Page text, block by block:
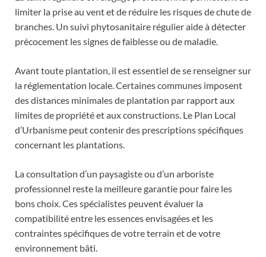
limiter la prise au vent et de réduire les risques de chute de
branches. Un suivi phytosanitaire régulier aide à détecter
précocement les signes de faiblesse ou de maladie.
Avant toute plantation, il est essentiel de se renseigner sur
la réglementation locale. Certaines communes imposent
des distances minimales de plantation par rapport aux
limites de propriété et aux constructions. Le Plan Local
d’Urbanisme peut contenir des prescriptions spécifiques
concernant les plantations.
La consultation d’un paysagiste ou d’un arboriste
professionnel reste la meilleure garantie pour faire les
bons choix. Ces spécialistes peuvent évaluer la
compatibilité entre les essences envisagées et les
contraintes spécifiques de votre terrain et de votre
environnement bâti.